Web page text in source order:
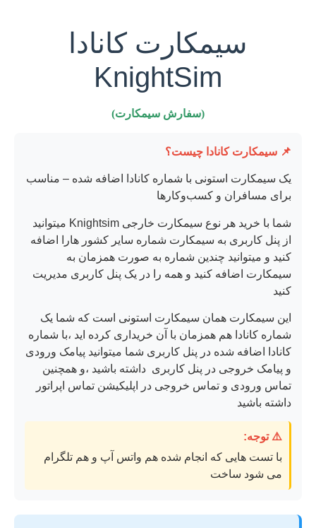
سیمکارت کانادا
KnightSim
(سفارش سیمکارت)
📌 سیمکارت کانادا چیست؟
یک سیمکارت استونی با شماره کانادا اضافه شده – مناسب
برای مسافران و کسب‌وکارها
شما با خرید هر نوع سیمکارت خارجی Knightsim میتوانید
از پنل کاربری به سیمکارت شماره سایر کشور هارا اضافه
کنید و میتوانید چندین شماره به صورت همزمان به
سیمکارت اضافه کنید و همه را در یک پنل کاربری مدیریت
کنید
این سیمکارت همان سیمکارت استونی است که شما یک
شماره کانادا هم همزمان با آن خریداری کرده اید ،با شماره
کانادا اضافه شده در پنل کاربری شما میتوانید پیامک ورودی
و پیامک خروجی در پنل کاربری داشته باشید ،و همچنین
تماس ورودی و تماس خروجی در اپلیکیشن تماس اپراتور
داشته باشید
⚠️ توجه:
با تست هایی که انجام شده هم واتس آپ و هم تلگرام
می شود ساخت